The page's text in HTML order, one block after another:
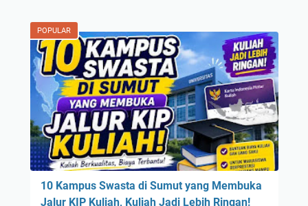
POPULAR
10 Kampus Swasta di Sumut yang Membuka
Jalur KIP Kuliah, Kuliah Jadi Lebih Ringan!